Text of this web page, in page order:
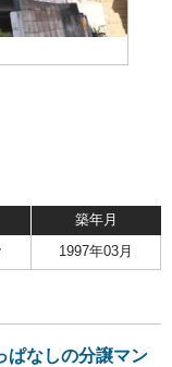
築年月
1997年03月
ぱなしの分譲マン